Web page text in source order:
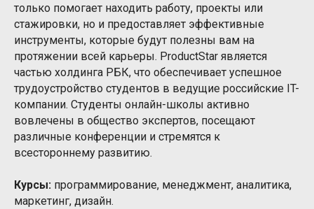
только помогает находить работу, проекты или
стажировки, но и предоставляет эффективные
инструменты, которые будут полезны вам на
протяжении всей карьеры. ProductStar является
частью холдинга РБК, что обеспечивает успешное
трудоустройство студентов в ведущие российские IT-
компании. Студенты онлайн-школы активно
вовлечены в общество экспертов, посещают
различные конференции и стремятся к
всестороннему развитию.
Курсы: программирование, менеджмент, аналитика,
маркетинг, дизайн.